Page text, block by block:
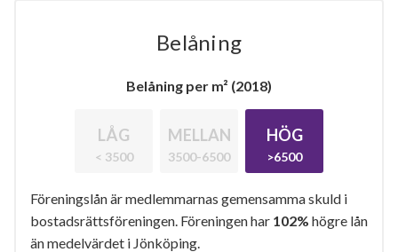
Belåning
Belåning per m² (2018)
LÅG
< 3500
MELLAN
3500-6500
HÖG
>6500
Föreningslån är medlemmarnas gemensamma skuld i
bostadsrättsföreningen. Föreningen har 102% högre lån
än medelvärdet i Jönköping.